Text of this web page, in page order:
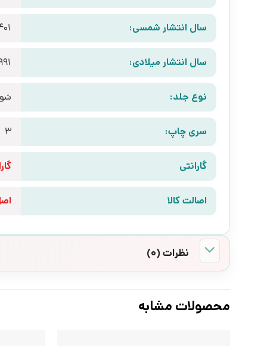
سال انتشار شمسی:
سال انتشار میلادی:
نوع جلد:
سری چاپ: 3
گارانتی گارانتی 10
اصالت کالا
نظرات (0)
محصولات مشابه